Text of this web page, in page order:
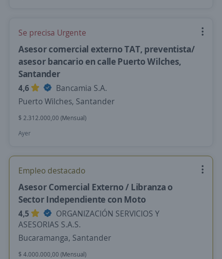
Se precisa Urgente
Asesor comercial externo TAT, preventista/
asesor bancario en calle Puerto Wilches,
Santander
4,6
Bancamia S.A.
Puerto Wilches, Santander
$ 2.312.000,00 (Mensual)
Ayer
Empleo destacado
Asesor Comercial Externo / Libranza o
Sector Independiente con Moto
4,5
ORGANIZACIÓN SERVICIOS Y
ASESORIAS S.A.S.
Bucaramanga, Santander
$ 4.000.000,00 (Mensual)